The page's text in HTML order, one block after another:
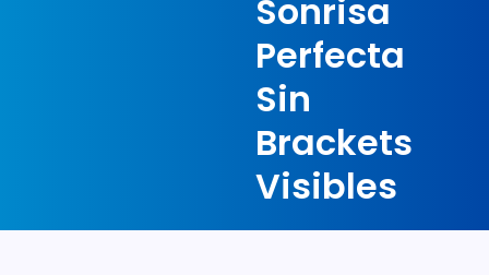
Sonrisa
Perfecta
Sin
Brackets
Visibles